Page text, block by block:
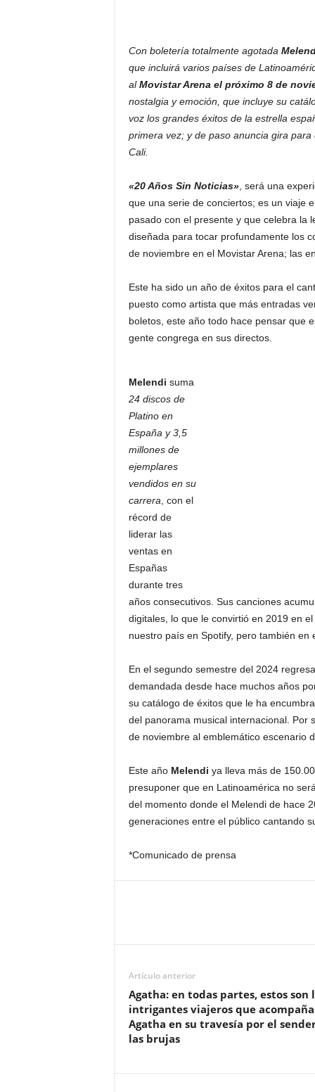
Con boletería totalmente agotada
que incluirá varios países de
alMovistar Arena el próximo 8 de
nostalgia y emoción, que incluye su
voz los grandes éxitos de la estrella
primera vez; y de paso anuncia gira
Cali.
«20 Años Sin Noticias», será una
que una serie de conciertos; es un viaje
pasado con el presente y que celebra la
diseñada para tocar profundamente los
de noviembre en el Movistar Arena; las
Este ha sido un año de éxitos para el
puesto como artista que más entradas
boletos, este año todo hace pensar que
gente congrega en sus directos.
Melendi suma
24 discos de
Platino en
España y 3,5
millones de
ejemplares
vendidos en su
carrera , con el
récord de
liderar las
ventas en
Españas
durante tres
años consecutivos. Sus canciones
digitales, lo que le convirtió en 2019 en
nuestro país en Spotify, pero también en
En el segundo semestre del 2024
demandada desde hace muchos años
su catálogo de éxitos que le ha
del panorama musical internacional. Por
de noviembre al emblemático escenario
Este año Melendi ya lleva más de
presuponer que en Latinoamérica no
del momento donde el Melendi de hace
generaciones entre el público cantando
*Comunicado de prensa
Artículo anterior
Agatha: en todas partes, estos son
intrigantes viajeros que
Agatha en su travesía por el
las brujas